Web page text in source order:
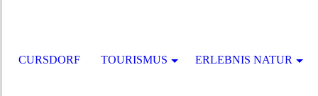
CURSDORF TOURISMUS ERLEBNIS NATUR